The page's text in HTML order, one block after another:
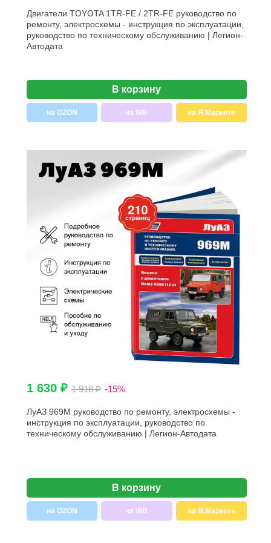
Двигатели TOYOTA 1TR-FE / 2TR-FE руководство по
ремонту, электросхемы - инструкция по эксплуатации,
руководство по техническому обслуживанию | Легион-
Aвтодата
В корзину
на OZON на WB на Я.Маркете
1 630 ₽ 1 918 ₽ -15%
ЛуАЗ 969М руководство по ремонту, электросхемы -
инструкция по эксплуатации, руководство по
техническому обслуживанию | Легион-Автодата
В корзину
на OZON на WB на Я.Маркете